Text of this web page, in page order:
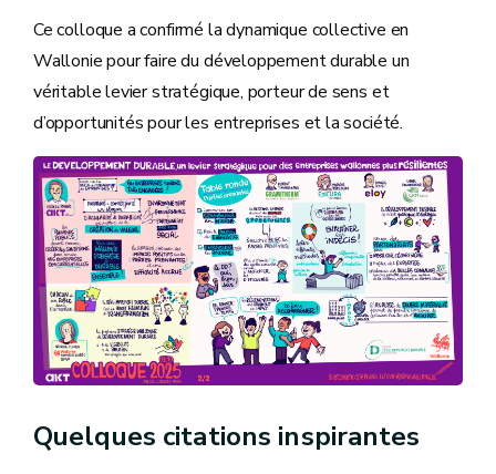
Ce colloque a confirmé la dynamique collective en
Wallonie pour faire du développement durable un
véritable levier stratégique, porteur de sens et
d’opportunités pour les entreprises et la société.
Quelques citations inspirantes